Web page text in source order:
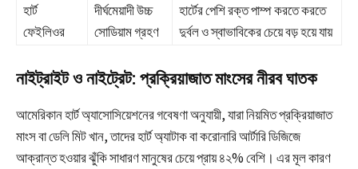
হার্ট
ফেইলিওর
দীর্ঘমেয়াদী উচ্চ
সোডিয়াম গ্রহণ
হার্টের পেশি রক্ত পাম্প করতে করতে
দুর্বল ও স্বাভাবিকের চেয়ে বড় হয়ে যায়
নাইট্রাইট ও নাইট্রেট: প্রক্রিয়াজাত মাংসের নীরব ঘাতক
আমেরিকান হার্ট অ্যাসোসিয়েশনের গবেষণা অনুযায়ী, যারা নিয়মিত প্রক্রিয়াজাত
মাংস বা ডেলি মিট খান, তাদের হার্ট অ্যাটাক বা করোনারি আর্টারি ডিজিজে
আক্রান্ত হওয়ার ঝুঁকি সাধারণ মানুষের চেয়ে প্রায় ৪২% বেশি। এর মূল কারণ